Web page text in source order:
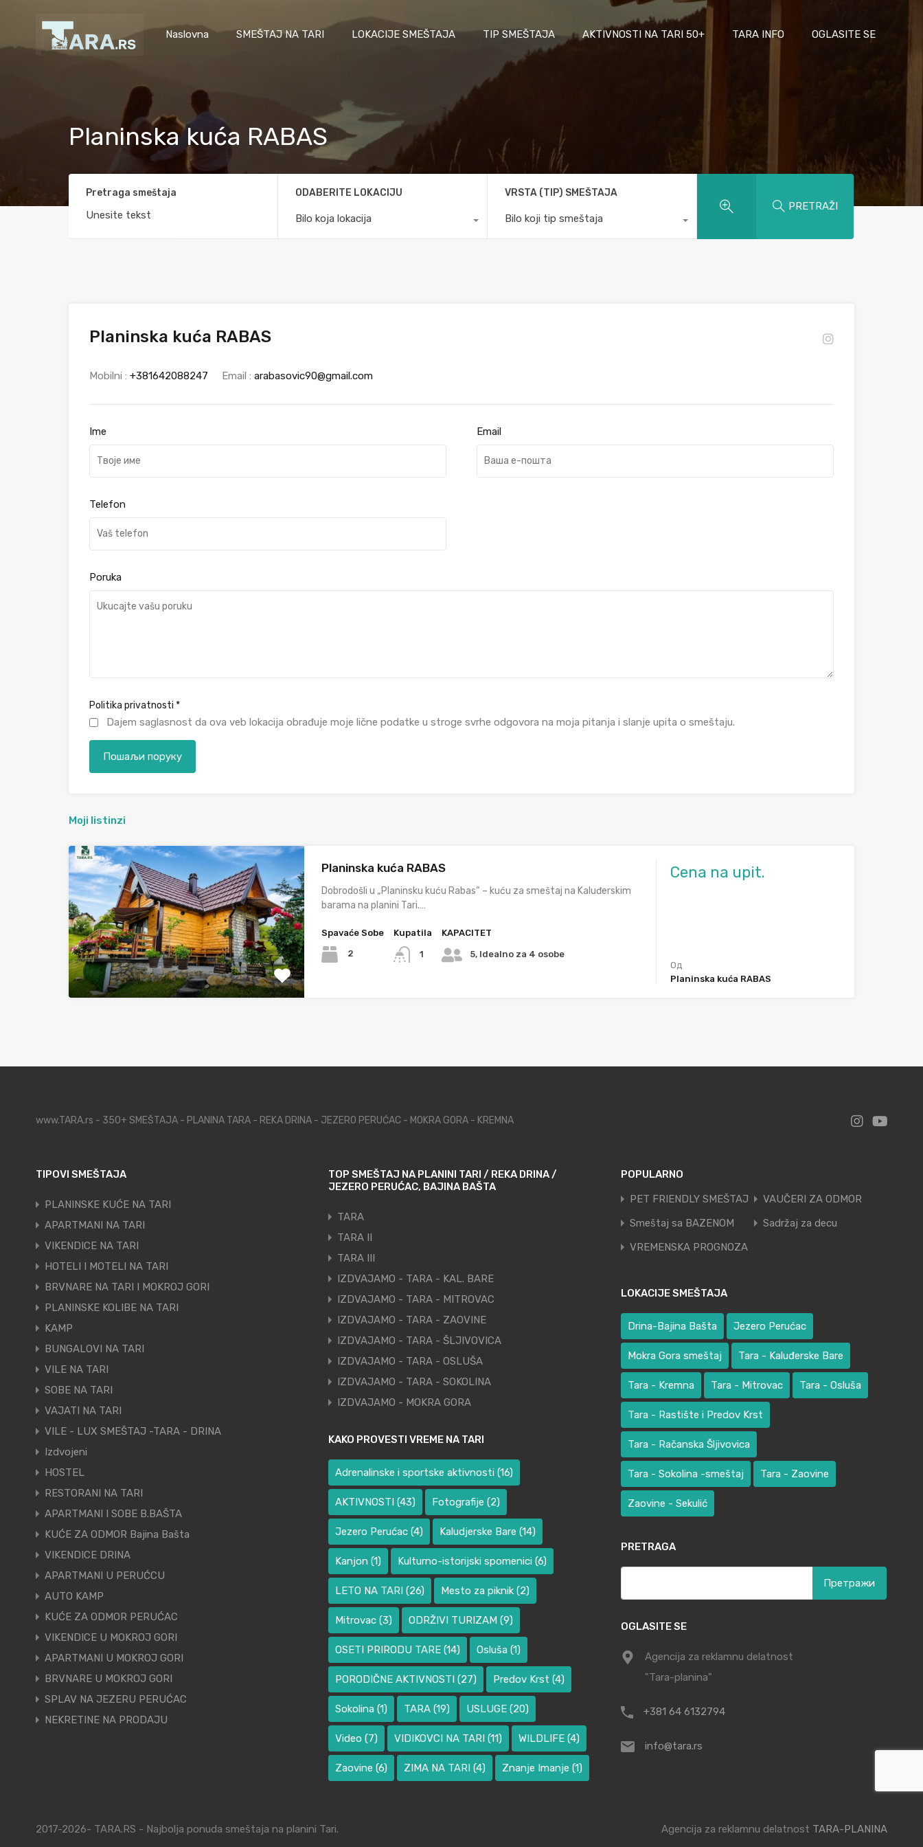
Naslovna SMEŠTAJ NA TARI LOKACIJE SMEŠTAJA TIP SMEŠTAJA AKTIVNOSTI NA TARI 50+ TARA INFO OGLASITE SE
Planinska kuća RABAS
Pretraga smeštaja ODABERITE LOKACIJU
Bilo koja lokacija
VRSTA (TIP) SMEŠTAJA
Bilo koji tip smeštaja
PRETRAŽI
Planinska kuća RABAS
Mobilni : +381642088247 Email : arabasovic90@gmail.com
Ime Email
Telefon
Poruka
Politika privatnosti *
Dajem saglasnost da ova veb lokacija obrađuje moje lične podatke u stroge svrhe odgovora na moja pitanja i slanje upita o smeštaju.
Moji listinzi
Planinska kuća RABAS
Dobrodošli u „Planinsku kuću Rabas“ – kuću za smeštaj na Kaluđerskim
barama na planini Tari.…
Spavaće Sobe
2
Kupatila
1
KAPACITET
5, Idealno za 4 osobe
Cena na upit.
Од
Planinska kuća RABAS
www.TARA.rs - 350+ SMEŠTAJA - PLANINA TARA - REKA DRINA - JEZERO PERUĆAC - MOKRA GORA - KREMNA
TIPOVI SMEŠTAJA
PLANINSKE KUĆE NA TARI
APARTMANI NA TARI
VIKENDICE NA TARI
HOTELI I MOTELI NA TARI
BRVNARE NA TARI I MOKROJ GORI
PLANINSKE KOLIBE NA TARI
KAMP
BUNGALOVI NA TARI
VILE NA TARI
SOBE NA TARI
VAJATI NA TARI
VILE - LUX SMEŠTAJ -TARA - DRINA
Izdvojeni
HOSTEL
RESTORANI NA TARI
APARTMANI I SOBE B.BAŠTA
KUĆE ZA ODMOR Bajina Bašta
VIKENDICE DRINA
APARTMANI U PERUĆCU
AUTO KAMP
KUĆE ZA ODMOR PERUĆAC
VIKENDICE U MOKROJ GORI
APARTMANI U MOKROJ GORI
BRVNARE U MOKROJ GORI
SPLAV NA JEZERU PERUĆAC
NEKRETINE NA PRODAJU
TOP SMEŠTAJ NA PLANINI TARI / REKA DRINA /
JEZERO PERUĆAC, BAJINA BAŠTA
TARA
TARA II
TARA III
IZDVAJAMO - TARA - KAL. BARE
IZDVAJAMO - TARA - MITROVAC
IZDVAJAMO - TARA - ZAOVINE
IZDVAJAMO - TARA - ŠLJIVOVICA
IZDVAJAMO - TARA - OSLUŠA
IZDVAJAMO - TARA - SOKOLINA
IZDVAJAMO - MOKRA GORA
KAKO PROVESTI VREME NA TARI
Adrenalinske i sportske aktivnosti (16)
AKTIVNOSTI (43) Fotografije (2)
Jezero Perućac (4) Kaludjerske Bare (14)
Kanjon (1) Kulturno-istorijski spomenici (6)
LETO NA TARI (26) Mesto za piknik (2)
Mitrovac (3) ODRŽIVI TURIZAM (9)
OSETI PRIRODU TARE (14) Osluša (1)
PORODIČNE AKTIVNOSTI (27) Predov Krst (4)
Sokolina (1) TARA (19) USLUGE (20)
Video (7) VIDIKOVCI NA TARI (11) WILDLIFE (4)
Zaovine (6) ZIMA NA TARI (4) Znanje Imanje (1)
POPULARNO
PET FRIENDLY SMEŠTAJ
VAUČERI ZA ODMOR
Smeštaj sa BAZENOM
Sadržaj za decu
VREMENSKA PROGNOZA
LOKACIJE SMEŠTAJA
Drina-Bajina Bašta Jezero Perućac
Mokra Gora smeštaj Tara - Kaluđerske Bare
Tara - Kremna Tara - Mitrovac Tara - Osluša
Tara - Rastište i Predov Krst
Tara - Račanska Šljivovica
Tara - Sokolina -smeštaj Tara - Zaovine
Zaovine - Sekulić
PRETRAGA
за:
OGLASITE SE
Agencija za reklamnu delatnost
"Tara-planina"
+381 64 6132794
info@tara.rs
2017-2026- TARA.RS - Najbolja ponuda smeštaja na planini Tari. Agencija za reklamnu delatnost TARA-PLANINA